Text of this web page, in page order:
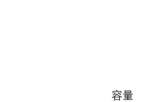
容量